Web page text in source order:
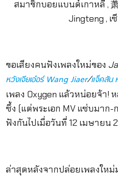
ขอเสียงคนฟังเพลงใหม่ของ
หวังเจียเอ๋อร์ Wang Jiaer/แจ็คสัน
เพลง Oxygen แล้วหน่อยจ้า!
ซึ้ง (แต่พระเอก MV แซ่บมาก
ฟังกันไปเมื่อวันที่ 12 เมษายน
ล่าสุดหลังจากปล่อยเพลงใหม่